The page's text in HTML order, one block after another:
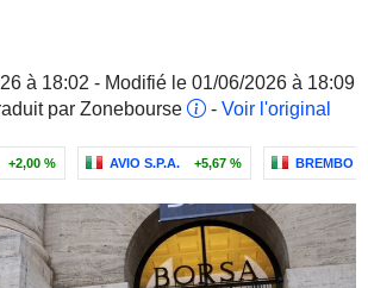
à 18:02 - Modifié le 01/06/2026 à 18:09
par Zonebourse
- Voir l'original
+2,00 % AVIO S.P.A. +5,67 % BREMBO